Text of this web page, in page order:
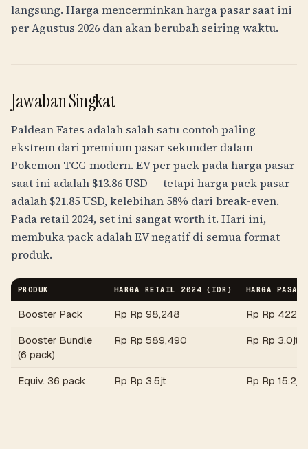
langsung. Harga mencerminkan harga pasar saat ini
per Agustus 2026 dan akan berubah seiring waktu.
Jawaban Singkat
Paldean Fates adalah salah satu contoh paling
ekstrem dari premium pasar sekunder dalam
Pokemon TCG modern. EV per pack pada harga pasar
saat ini adalah $13.86 USD — tetapi harga pack pasar
adalah $21.85 USD, kelebihan 58% dari break-even.
Pada retail 2024, set ini sangat worth it. Hari ini,
membuka pack adalah EV negatif di semua format
produk.
PRODUK HARGA RETAIL 2024 ( IDR ) HARGA
Booster Pack Rp Rp 98,248 Rp Rp
Booster Bundle
(6 pack)
Rp Rp 589,490 Rp Rp 3.0jt
Equiv. 36 pack Rp Rp 3.5jt Rp Rp 15.2jt